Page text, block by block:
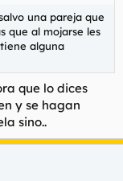
una pareja que
que al mojarse les
alguna
que lo dices
y se hagan
sino..